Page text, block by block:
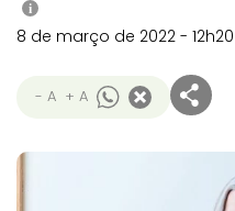
i
8 de março de 2022 - 12h20
- A + A